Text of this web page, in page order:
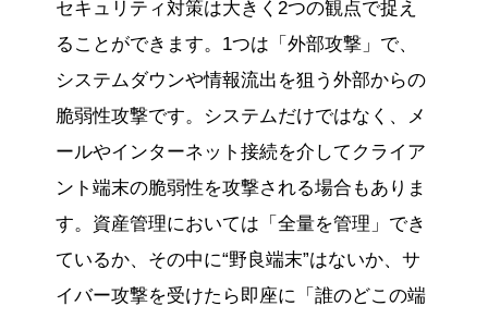
セキュリティ対策は大きく2つの観点で捉え
ることができます。1つは「外部攻撃」で、
システムダウンや情報流出を狙う外部からの
脆弱性攻撃です。システムだけではなく、メ
ールやインターネット接続を介してクライア
ント端末の脆弱性を攻撃される場合もありま
す。資産管理においては「全量を管理」でき
ているか、その中に“野良端末”はないか、サ
イバー攻撃を受けたら即座に「誰のどこの端